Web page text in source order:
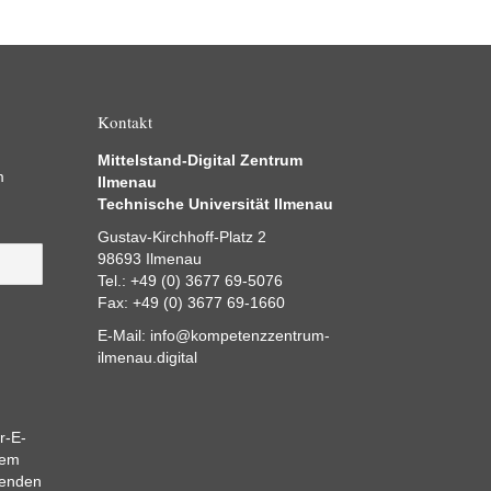
E-
Kontakt
Mittelstand-Digital Zentrum
Ilmenau
Technische Universität Ilmenau
Gustav-Kirchhoff-Platz 2
98693 Ilmenau
Tel.: +49 (0) 3677 69-5076
Fax: +49 (0) 3677 69-1660
E-Mail: info@kompetenzzentrum-
ilmenau.digital